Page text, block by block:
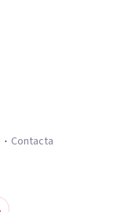
Contacta